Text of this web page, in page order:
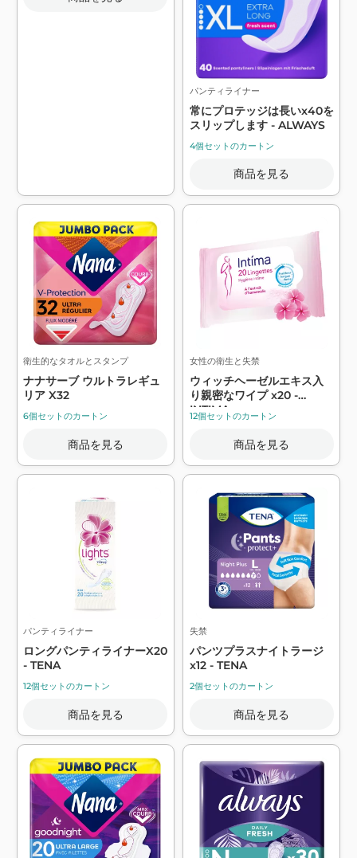
パンティライナー
常にプロテッジは長いx40を
スリップします - ALWAYS
4個セットのカートン
商品を見る
衛生的なタオルとスタンプ
ナナサーブ ウルトラレギュ
リア X32
6個セットのカートン
商品を見る
女性の衛生と失禁
ウィッチヘーゼルエキス入
り親密なワイプ x20 -
INTIMA
12個セットのカートン
商品を見る
パンティライナー
ロングパンティライナーX20
- TENA
12個セットのカートン
商品を見る
失禁
パンツプラスナイトラージ
x12 - TENA
2個セットのカートン
商品を見る